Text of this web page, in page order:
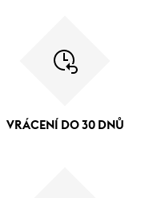
VRÁCENÍ DO 30 DNŮ